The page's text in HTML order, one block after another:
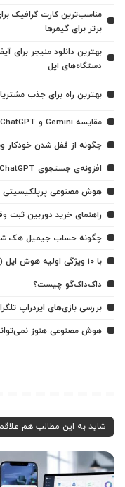
برتر برای گیمرها
بهترین دانلود منیجر برای
دستگاه‌های اپل
بهترین راه برای جذب
مقایسه Gemini و ChatGPT: کدام یک بهتر است؟
چگونه از قفل شدن خودکار ویندوز 11 یا ویندوز 10
افزونه‌ی جستجوی ChatGPT برای گوگل کروم معرفی شد
هوش مصنوعی پرپلکیسیتی
راهنمای خرید دوربین ثبت
چگونه حساب جیمیل هک شده
با ۱۰ ویژگی اولیه هوش اپل (Apple Intelligence) آشنا شوید
داک‌داک‌گو چیست؟
بررسی بازی‌های ایردراپ
هوش مصنوعی هنوز
شاید به این مطالب هم